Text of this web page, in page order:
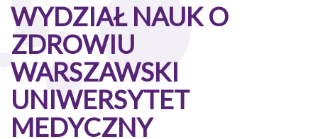
WYDZIAŁ NAUK O
ZDROWIU
WARSZAWSKI
UNIWERSYTET
MEDYCZNY